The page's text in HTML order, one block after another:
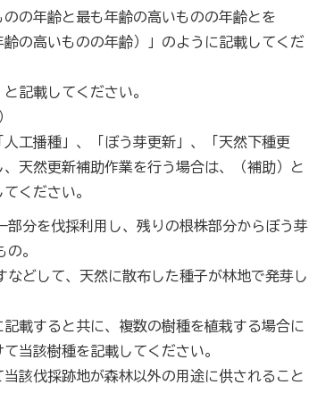
の年齢と最も年齢の高いものの年齢とを
齢の高いものの年齢）」のように記載してくだ
記載してください。
工播種」、「ぼう芽更新」、「天然下種更
天然更新補助作業を行う場合は、（補助）と
ください。
部分を伐採利用し、残りの根株部分からぼう芽
の。
などして、天然に散布した種子が林地で発芽し
載すると共に、複数の樹種を植栽する場合に
当該樹種を記載してください。
該伐採跡地が森林以外の用途に供されること